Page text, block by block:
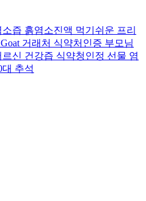
즙 흙염소진액 먹기쉬운 프리
거래처 식약처인증 부모님
신 건강즙 식약청인정 선물 염
대 추석